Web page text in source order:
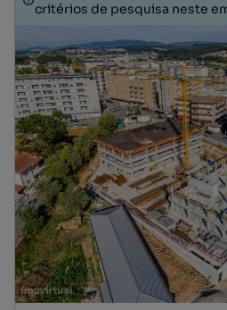
critérios de pesquisa neste